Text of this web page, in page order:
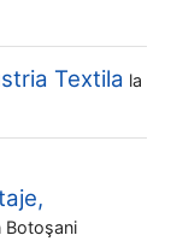
Textila la
Botoşani